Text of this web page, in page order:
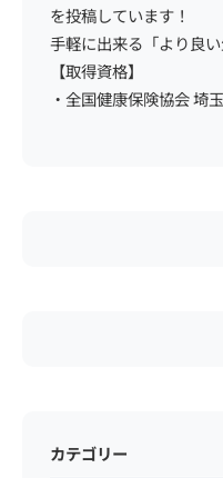
を投稿しています！
手軽に出来る「より良い
【取得資格】
・全国健康保険協会
カテゴリー